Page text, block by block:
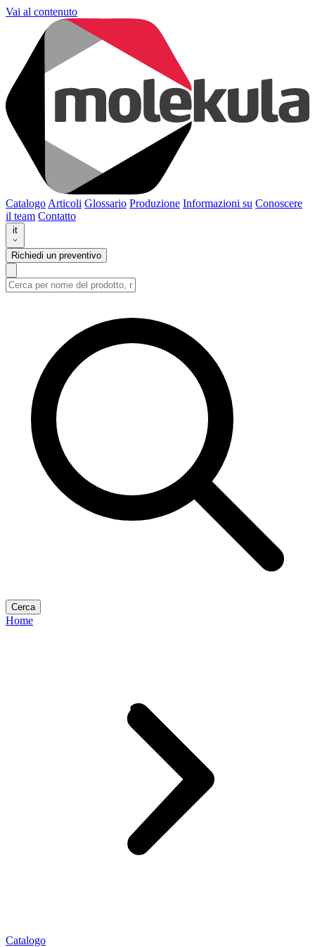
Vai al contenuto
Catalogo Articoli Glossario Produzione Informazioni su Conoscere
il team Contatto
it
Richiedi un preventivo
Cerca
Home
Catalogo